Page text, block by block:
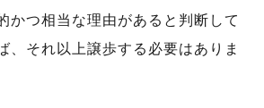
かつ相当な理由があると判断して
、それ以上譲歩する必要はありま